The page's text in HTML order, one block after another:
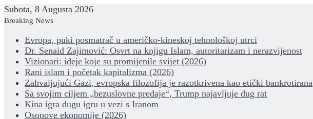
Subota, 8 Augusta 2026
Breaking News
Evropa, puki posmatrač u američko-kineskoj tehnološkoj utrci
Dr. Senaid Zajimović: Osvrt na knjigu Islam, autoritarizam i nerazvijenost
Vizionari: ideje koje su promijenile svijet (2026)
Rani islam i početak kapitalizma (2026)
Zahvaljujući Gazi, evropska filozofija je razotkrivena kao etički bankrotirana
Sa svojim ciljem „bezuslovne predaje“, Trump najavljuje dug rat
Kina igra dugu igru u vezi s Iranom
Osonove ekonomije (2026)